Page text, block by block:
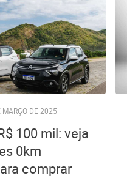
MARÇO DE 2025
100 mil: veja
0km
comprar